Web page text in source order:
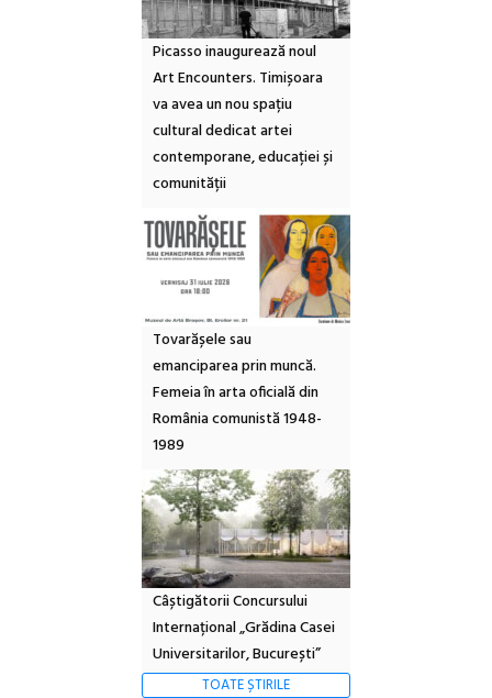
Picasso inaugurează noul
Art Encounters. Timișoara
va avea un nou spațiu
cultural dedicat artei
contemporane, educației și
comunității
Tovarășele sau
emanciparea prin muncă.
Femeia în arta oficială din
România comunistă 1948-
1989
Câștigătorii Concursului
Internațional „Grădina Casei
Universitarilor, București”
TOATE ȘTIRILE